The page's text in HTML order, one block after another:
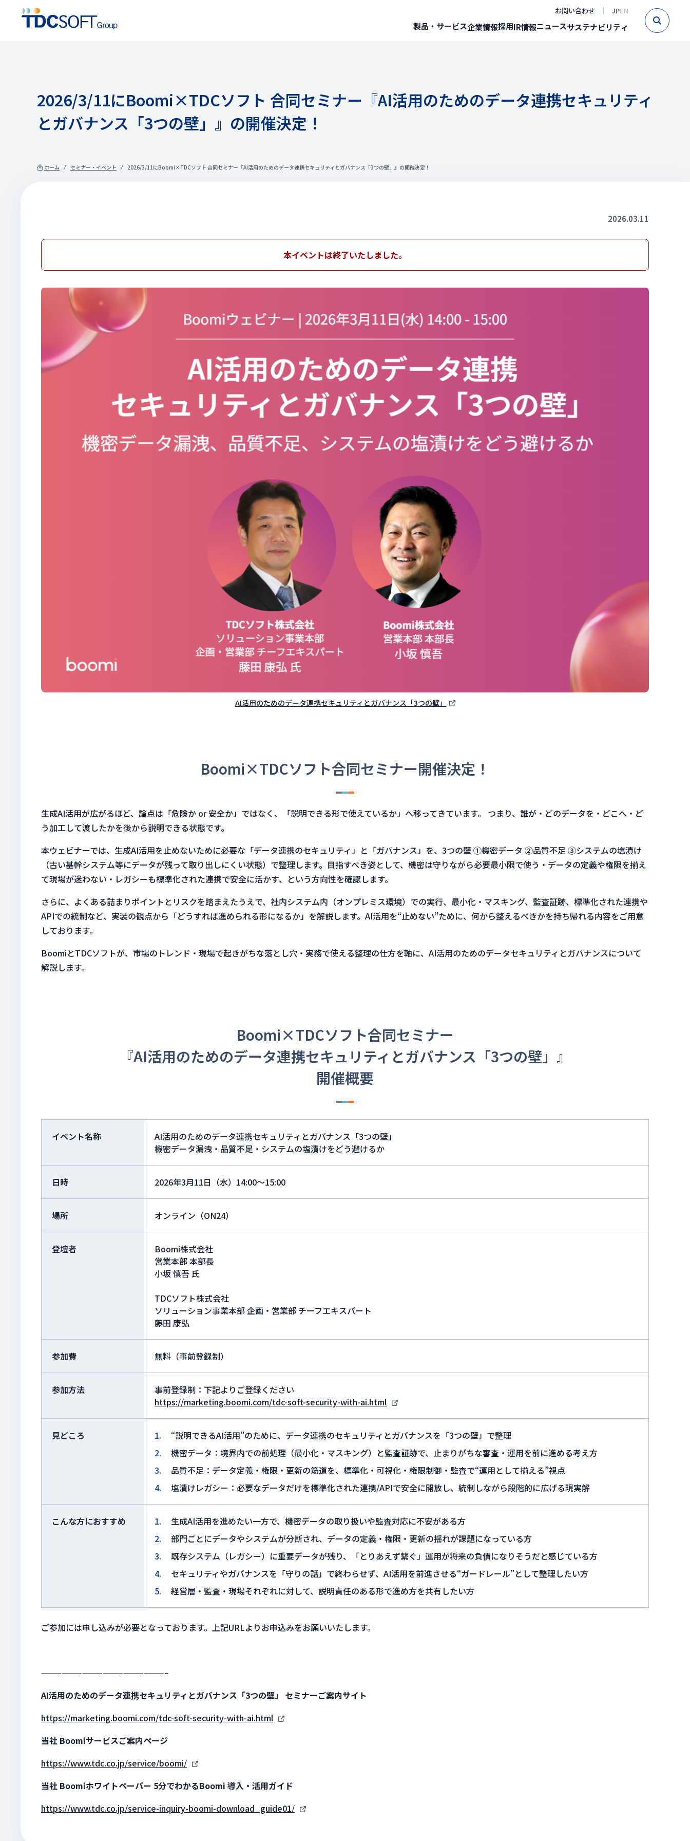
製品・サービス企業情報採用IR情報ニュースサステナビリティ
お問い合わせ JPEN
2026/3/11にBoomi×TDCソフト 合同セミナー『AI活用のためのデータ連携セキュリティ
とガバナンス「3つの壁」』の開催決定！
ホーム セミナー・イベント 2026/3/11にBoomi×TDCソフト 合同セミナー『AI活用のためのデータ連携セキュリティとガバナンス「3つの壁」』の開催決定！
2026.03.11
本イベントは終了いたしました。
AI活用のためのデータ連携セキュリティとガバナンス「3つの壁」
Boomi×TDCソフト合同セミナー開催決定！
生成AI活用が広がるほど、論点は「危険か or 安全か」ではなく、「説明できる形で使えているか」へ移ってきています。 つまり、誰が・どのデータを・どこへ・ど
う加工して渡したかを後から説明できる状態です。
本ウェビナーでは、生成AI活用を止めないために必要な「データ連携のセキュリティ」と「ガバナンス」を、3つの壁 ①機密データ ②品質不足 ③システムの塩漬け
（古い基幹システム等にデータが残って取り出しにくい状態）で整理します。目指すべき姿として、機密は守りながら必要最小限で使う・データの定義や権限を揃え
て現場が迷わない・レガシーも標準化された連携で安全に活かす、という方向性を確認します。
さらに、よくある詰まりポイントとリスクを踏まえたうえで、社内システム内（オンプレミス環境）での実行、最小化・マスキング、監査証跡、標準化された連携や
APIでの統制など、実装の観点から「どうすれば進められる形になるか」を解説します。AI活用を“止めない”ために、何から整えるべきかを持ち帰れる内容をご用意
しております。
BoomiとTDCソフトが、市場のトレンド・現場で起きがちな落とし穴・実務で使える整理の仕方を軸に、AI活用のためのデータセキュリティとガバナンスについて
解説します。
Boomi×TDCソフト合同セミナー
『AI活用のためのデータ連携セキュリティとガバナンス「3つの壁」』
開催概要
イベント名称
AI活用のためのデータ連携セキュリティとガバナンス「3つの壁」
機密データ漏洩・品質不足・システムの塩漬けをどう避けるか
日時 2026年3月11日（水）14:00〜15:00
場所 オンライン（ON24）
登壇者
Boomi株式会社
営業本部 本部長
小坂 慎吾 氏
TDCソフト株式会社
ソリューション事業本部 企画・営業部 チーフエキスパート
藤田 康弘
参加費 無料（事前登録制）
参加方法
事前登録制：下記よりご登録ください
https://marketing.boomi.com/tdc-soft-security-with-ai.html
見どころ
“説明できるAI活用”のために、データ連携のセキュリティとガバナンスを「3つの壁」で整理
機密データ：境界内での前処理（最小化・マスキング）と監査証跡で、止まりがちな審査・運用を前に進める考え方
品質不足：データ定義・権限・更新の筋道を、標準化・可視化・権限制御・監査で“運用として揃える”視点
塩漬けレガシー：必要なデータだけを標準化された連携/APIで安全に開放し、統制しながら段階的に広げる現実解
こんな方におすすめ
生成AI活用を進めたい一方で、機密データの取り扱いや監査対応に不安がある方
部門ごとにデータやシステムが分断され、データの定義・権限・更新の揺れが課題になっている方
既存システム（レガシー）に重要データが残り、「とりあえず繋ぐ」運用が将来の負債になりそうだと感じている方
セキュリティやガバナンスを「守りの話」で終わらせず、AI活用を前進させる“ガードレール”として整理したい方
経営層・監査・現場それぞれに対して、説明責任のある形で進め方を共有したい方
ご参加には申し込みが必要となっております。上記URLよりお申込みをお願いいたします。
——————————————————–
AI活用のためのデータ連携セキュリティとガバナンス「3つの壁」 セミナーご案内サイト
https://marketing.boomi.com/tdc-soft-security-with-ai.html
当社 Boomiサービスご案内ページ
https://www.tdc.co.jp/service/boomi/
当社 Boomiホワイトペーパー 5分でわかるBoomi 導入・活用ガイド
https://www.tdc.co.jp/service-inquiry-boomi-download_guide01/